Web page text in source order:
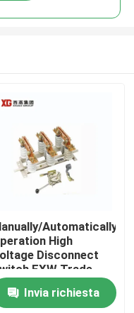
Automatically
High
Disconnect
EXW Trade
Product
Invia richiesta